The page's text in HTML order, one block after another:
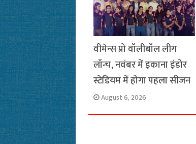
वीमेन्स प्रो वॉलीबॉल लीग
लॉन्च, नवंबर में इकाना इंडोर
स्टेडियम में होगा पहला सीजन
August 6, 2026